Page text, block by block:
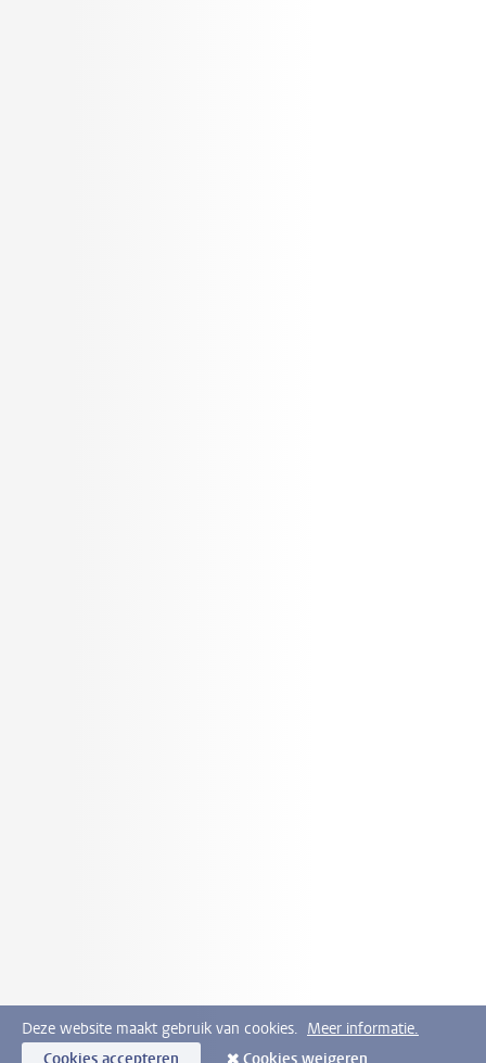
Deze website maakt gebruik van cookies. Meer informatie.